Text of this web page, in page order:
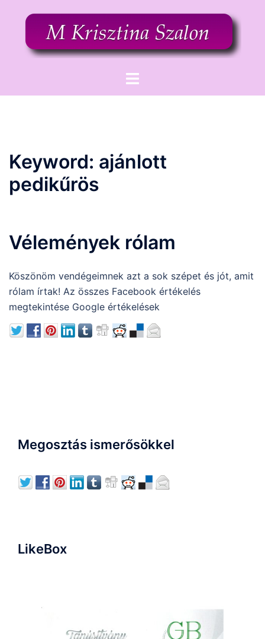
Toggle
Keyword: ajánlott
pedikűrös
Vélemények rólam
Köszönöm vendégeimnek azt a sok szépet és jót, amit
rólam írtak! Az összes Facebook értékelés
megtekintése Google értékelések
Megosztás ismerősökkel
LikeBox